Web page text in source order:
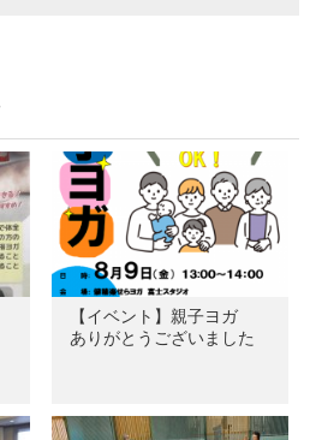
【イベント】親子ヨガ
ありがとうございました